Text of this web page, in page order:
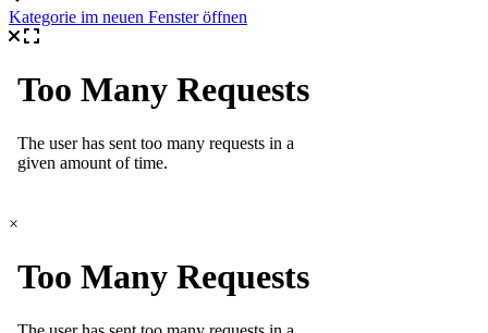
Kategorie im neuen Fenster öffnen
×